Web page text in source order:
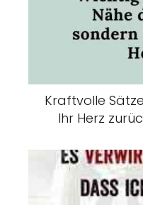
Kraftvolle
Ihr Herz